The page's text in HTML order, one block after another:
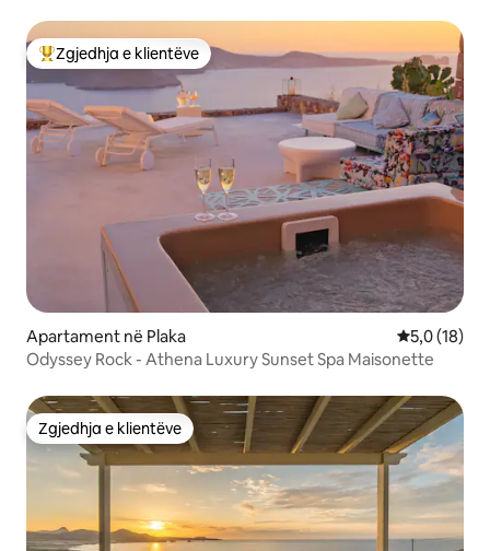
Më të mirat e zgjedhjeve të klientëve
Zgjedhja e klientëve
Apartament në Plaka Vlerësimi
5,0 (18)
Odyssey Rock - Athena Luxury Sunset Spa Maisonette
Zgjedhja e klientëve
Zgjedhja e klientëve